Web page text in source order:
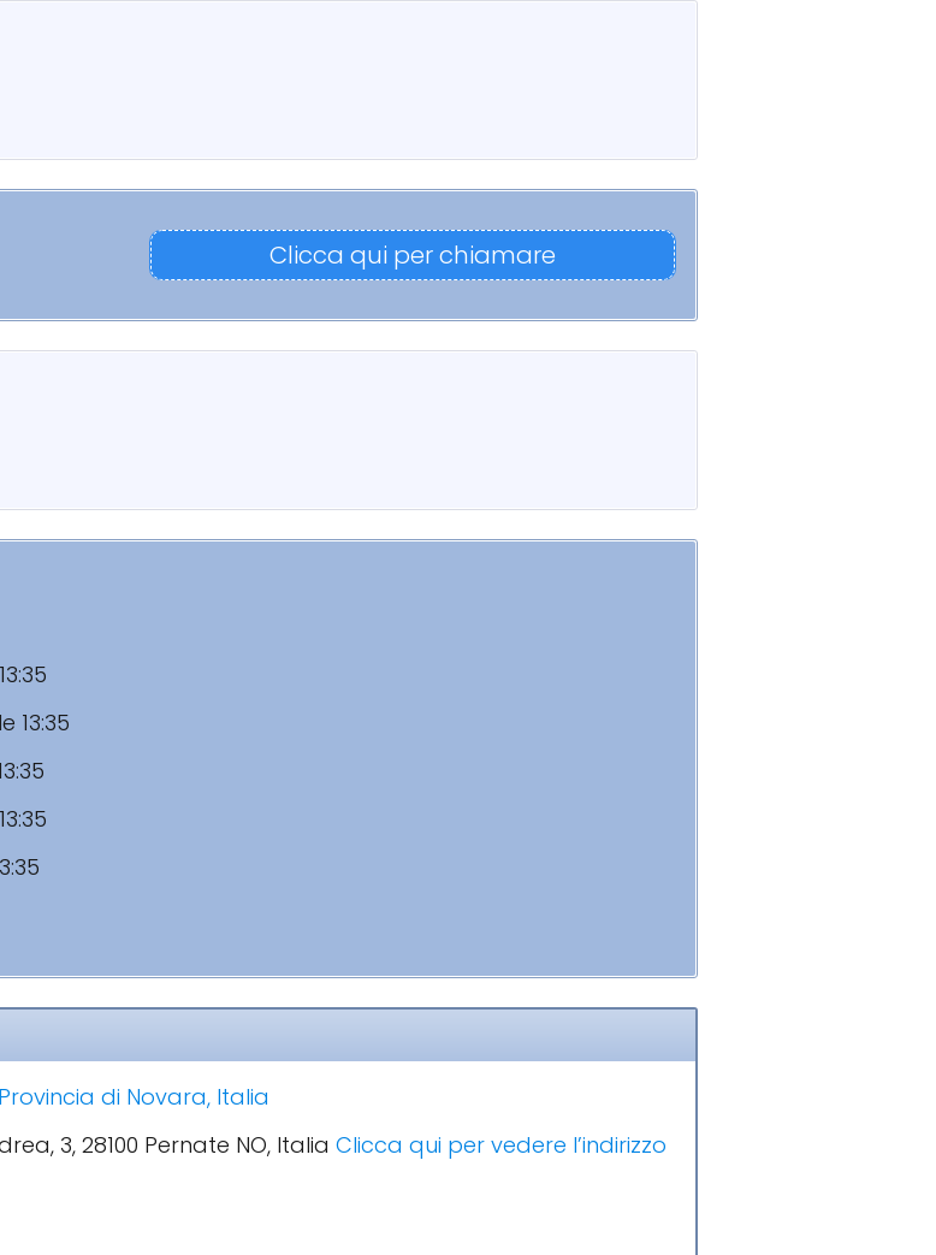
Clicca qui per chiamare
13:35
di Novara, Italia
3, 28100 Pernate NO, Italia Clicca qui per vedere l’indirizzo